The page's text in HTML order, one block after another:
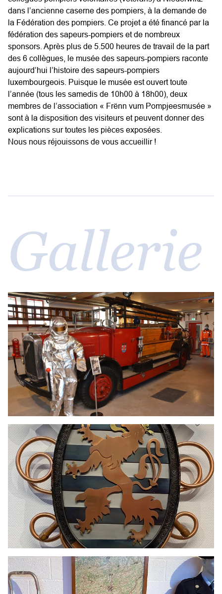
dans l’ancienne caserne des pompiers, à la demande de
la Fédération des pompiers. Ce projet a été financé par la
fédération des sapeurs-pompiers et de nombreux
sponsors. Après plus de 5.500 heures de travail de la part
des 6 collègues, le musée des sapeurs-pompiers raconte
aujourd’hui l’histoire des sapeurs-pompiers
luxembourgeois. Puisque le musée est ouvert toute
l’année (tous les samedis de 10h00 à 18h00), deux
membres de l’association « Frënn vum Pompjeesmusée »
sont à la disposition des visiteurs et peuvent donner des
explications sur toutes les pièces exposées.
Nous nous réjouissons de vous accueillir !
Gallerie